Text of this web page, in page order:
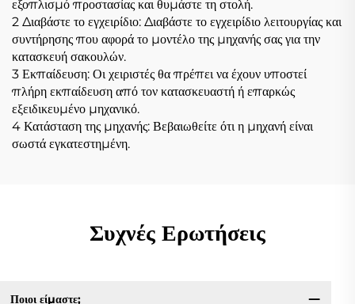
εξοπλισμό προστασίας και θυμάστε τη στολή.
2 Διαβάστε το εγχειρίδιο: Διαβάστε το εγχειρίδιο λειτουργίας και
συντήρησης που αφορά το μοντέλο της μηχανής σας για την
κατασκευή σακουλών.
3 Εκπαίδευση: Οι χειριστές θα πρέπει να έχουν υποστεί
πλήρη εκπαίδευση από τον κατασκευαστή ή επαρκώς
εξειδικευμένο μηχανικό.
4 Κατάσταση της μηχανής: Βεβαιωθείτε ότι η μηχανή είναι
σωστά εγκατεστημένη.
Συχνές Ερωτήσεις
Ποιοι είμαστε;